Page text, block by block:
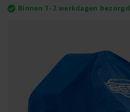
Binnen 1-2 werkdagen bezorgd